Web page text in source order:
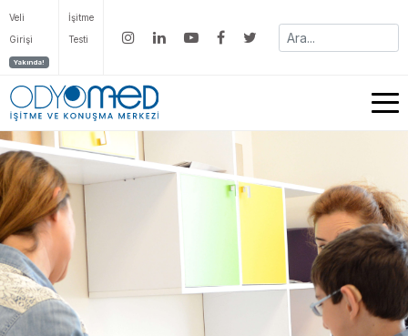
Veli
Girişi
Yakında!
İşitme
Testi